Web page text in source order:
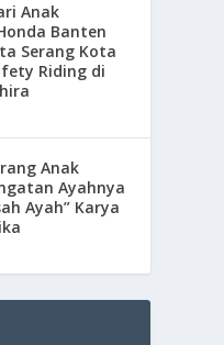
Anak
Banten
Serang Kota
Riding di
Anak
Ayahnya
Ayah” Karya